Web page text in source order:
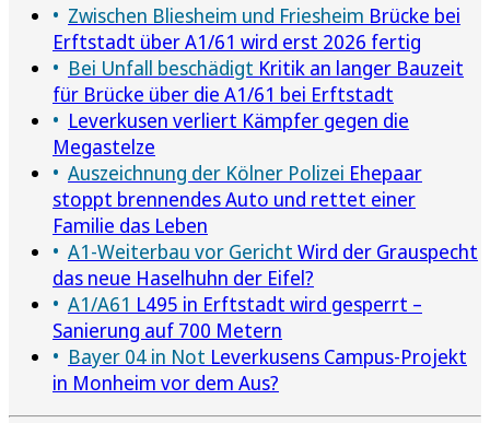
Zwischen Bliesheim und Friesheim Brücke bei
Erftstadt über A1/61 wird erst 2026 fertig
Bei Unfall beschädigt Kritik an langer Bauzeit
für Brücke über die A1/61 bei Erftstadt
Leverkusen verliert Kämpfer gegen die
Megastelze
Auszeichnung der Kölner Polizei Ehepaar
stoppt brennendes Auto und rettet einer
Familie das Leben
A1-Weiterbau vor Gericht Wird der Grauspecht
das neue Haselhuhn der Eifel?
A1/A61 L495 in Erftstadt wird gesperrt –
Sanierung auf 700 Metern
Bayer 04 in Not Leverkusens Campus-Projekt
in Monheim vor dem Aus?